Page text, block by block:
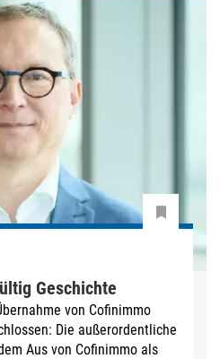
Geschichte
von Cofinimmo
Die außerordentliche
Aus von Cofinimmo als